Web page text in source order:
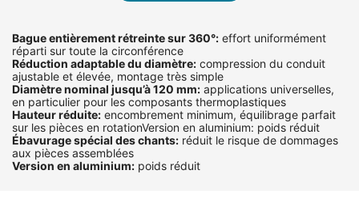
Bague entièrement rétreinte sur 360°: effort uniformément
réparti sur toute la circonférence
Réduction adaptable du diamètre: compression du conduit
ajustable et élevée, montage très simple
Diamètre nominal jusqu’à 120 mm: applications universelles,
en particulier pour les composants thermoplastiques
Hauteur réduite: encombrement minimum, équilibrage parfait
sur les pièces en rotationVersion en aluminium: poids réduit
Ébavurage spécial des chants: réduit le risque de dommages
aux pièces assemblées
Version en aluminium: poids réduit